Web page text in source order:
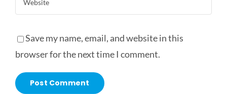
Save my name, email, and website in this
browser for the next time I comment.